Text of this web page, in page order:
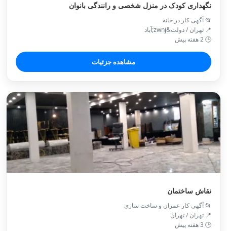
نگهداری کودک در منزل شخصی و رانندگی بانوان
📂 آگهی کار در خانه
📍 تهران / دولت&zwnj;آباد
🕒 2 هفته پیش
مشاهده جزئیات
نقاش ساختمان
📂 آگهی کار عمران و ساخت سازی
📍 تهران / تهران
🕒 3 هفته پیش